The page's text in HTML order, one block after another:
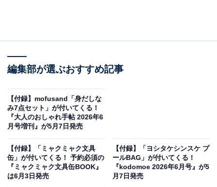
ANNA SUI mini リバーシブルで使えるロゴキルトなトートバッグBOOK（画
像出典：Amazon、以下同）
宝島社から6月4日に発売される『ANNA SUI mini リバー
シブルで使えるロゴキルトなトートバッグBOOK』（税
込4235円）。付録として、「トートバッグ」が付いてき
編集部が選ぶおすすめ記事
【付録】mofusand「身だしな
み7点セット」が付いてくる！
『大人のおしゃれ手帖 2026年6
月号増刊』が5月7日発売
【付録】「ミャクミャク文具
缶」が付いてくる！ 予約必須の
『ミャクミャク文具缶BOOK』
は6月3日発売
【付録】「ヨシタケシンスケ プ
ールBAG」が付いてくる！
『kodomoe 2026年6月号』が5
月7日発売